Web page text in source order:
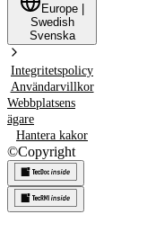
Europe
Swedish
Svenska
Integritetspolicy
Användarvillkor
Webbplatsens
ägare
Hantera kakor
©Copyright